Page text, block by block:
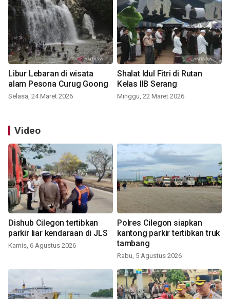
Libur Lebaran di wisata
alam Pesona Curug Goong
Selasa, 24 Maret 2026
Shalat Idul Fitri di Rutan
Kelas IIB Serang
Minggu, 22 Maret 2026
Video
Dishub Cilegon tertibkan
parkir liar kendaraan di JLS
Kamis, 6 Agustus 2026
Polres Cilegon siapkan
kantong parkir tertibkan truk
tambang
Rabu, 5 Agustus 2026